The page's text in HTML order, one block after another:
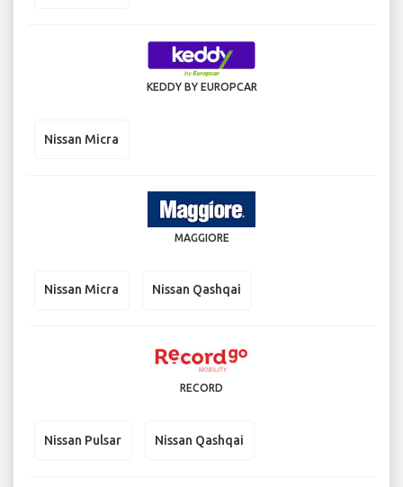
KEDDY BY EUROPCAR
Nissan Micra
MAGGIORE
Nissan Micra Nissan Qashqai
RECORD
Nissan Pulsar Nissan Qashqai